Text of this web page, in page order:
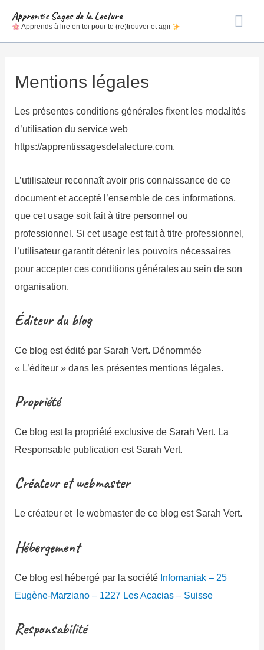
Apprentis Sages de la Lecture
Apprends à lire en toi pour te (re)trouver et agir
Mentions légales
Les présentes conditions générales fixent les modalités
d’utilisation du service web
https://apprentissagesdelalecture.com.
L’utilisateur reconnaît avoir pris connaissance de ce
document et accepté l’ensemble de ces informations,
que cet usage soit fait à titre personnel ou
professionnel. Si cet usage est fait à titre professionnel,
l’utilisateur garantit détenir les pouvoirs nécessaires
pour accepter ces conditions générales au sein de son
organisation.
Éditeur du blog
Ce blog est édité par Sarah Vert. Dénommée
« L’éditeur » dans les présentes mentions légales.
Propriété
Ce blog est la propriété exclusive de Sarah Vert. La
Responsable publication est Sarah Vert.
Créateur et webmaster
Le créateur et le webmaster de ce blog est Sarah Vert.
Hébergement
Ce blog est hébergé par la société Infomaniak – 25
Eugène-Marziano – 1227 Les Acacias – Suisse
Responsabilité